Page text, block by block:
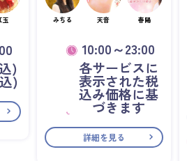
玉
)
)
みちる 天音 春陽
10:00～23:00
各サービスに
表示された税
込み価格に基
づきます
詳細を見る